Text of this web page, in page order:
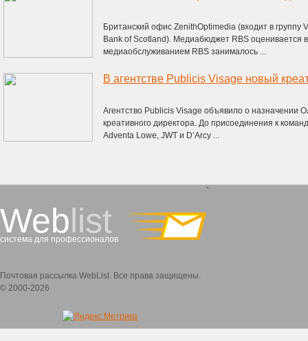
Британский офис ZenithOptimedia (входит в
Bank of Scotland). Медиабюджет RBS оценивается
медиаобcлуживанием RBS занималось ...
В агентстве Publicis Visage новый
Агентство Publicis Visage объявило о назначении
креативного директора. До присоединения к
Adventa Lowe, JWT и D’Arcy ...
Weblist
система для профессионалов
`
Почтовая рассылка WebList. Все права защищены.
© 2000-2026